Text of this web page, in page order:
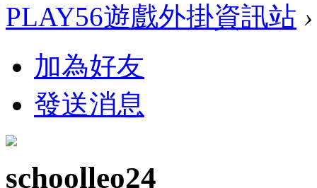
PLAY56遊戲外掛資訊站 ›
加為好友
發送消息
schoolleo24